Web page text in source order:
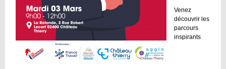
Venez
découvrir les
parcours
inspirants